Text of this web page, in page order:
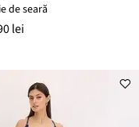
de seară
lei